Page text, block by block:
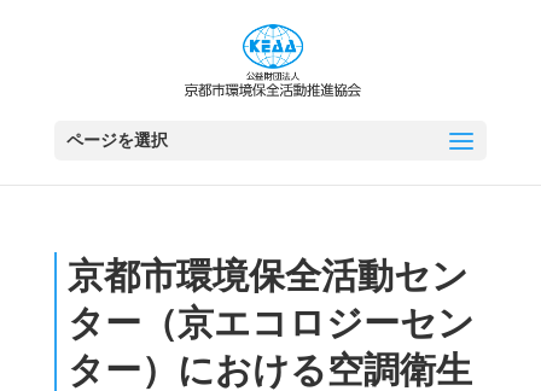
ページを選択
京都市環境保全活動セン
ター（京エコロジーセン
ター）における空調衛生